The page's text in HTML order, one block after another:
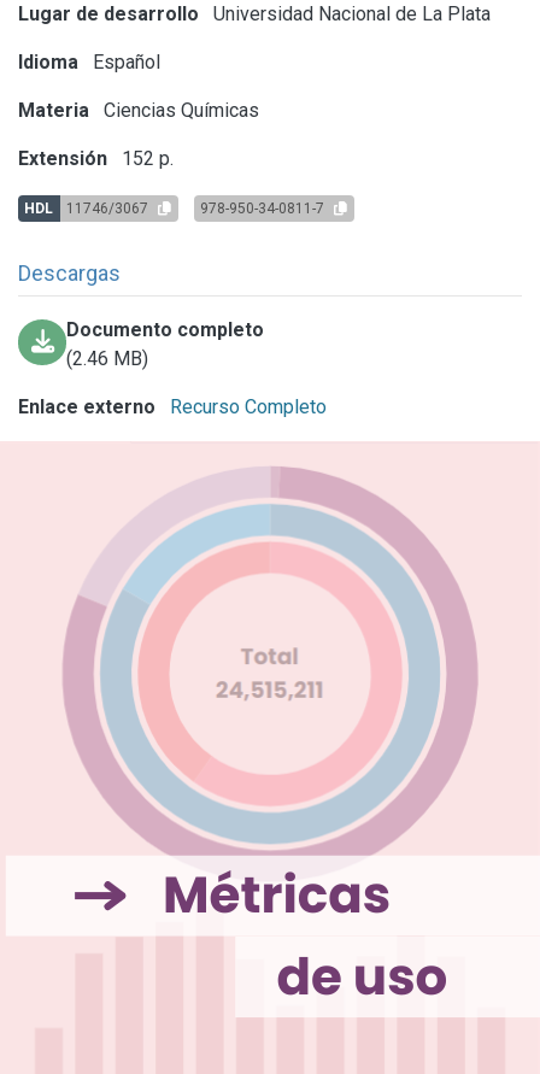
Lugar de desarrollo Universidad Nacional de La Plata
Idioma Español
Materia Ciencias Químicas
Extensión 152 p.
HDL 11746/3067 978-950-34-0811-7
Descargas
Documento completo
(2.46 MB)
Enlace externo Recurso Completo